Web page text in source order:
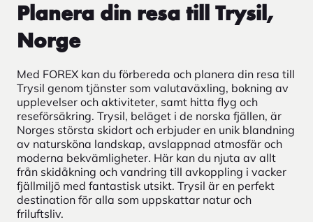
Planera din resa till Trysil,
Norge
Med FOREX kan du förbereda och planera din resa till
Trysil genom tjänster som valutaväxling, bokning av
upplevelser och aktiviteter, samt hitta flyg och
reseförsäkring. Trysil, beläget i de norska fjällen, är
Norges största skidort och erbjuder en unik blandning
av natursköna landskap, avslappnad atmosfär och
moderna bekvämligheter. Här kan du njuta av allt
från skidåkning och vandring till avkoppling i vacker
fjällmiljö med fantastisk utsikt. Trysil är en perfekt
destination för alla som uppskattar natur och
friluftsliv.